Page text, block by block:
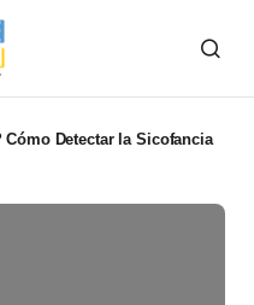
Detectar la Sicofancia